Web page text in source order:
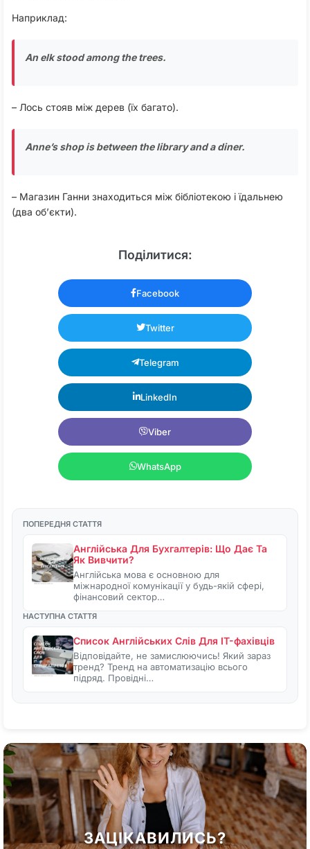
Наприклад:
An elk stood among the trees.
– Лось стояв між дерев (їх багато).
Anne’s shop is between the library and a diner.
– Магазин Ганни знаходиться між бібліотекою і їдальнею
(два об’єкти).
Поділитися:
Facebook
Twitter
Telegram
LinkedIn
Viber
WhatsApp
ПОПЕРЕДНЯ СТАТТЯ
Англійська Для Бухгалтерів: Що Дає Та
Як Вивчити?
Англійська мова є основною для
міжнародної комунікації у будь-якій сфері,
фінансовий сектор…
НАСТУПНА СТАТТЯ
Список Англійських Слів Для IT-фахівців
Відповідайте, не замислюючись! Який зараз
тренд? Тренд на автоматизацію всього
підряд. Провідні…
ЗАЦІКАВИЛИСЬ?